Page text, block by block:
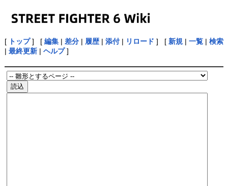
[ トップ] [ 編集| 差分| 履歴| 添付| リロード ] [ 新規| 一覧| 検索
| 最終更新| ヘルプ]